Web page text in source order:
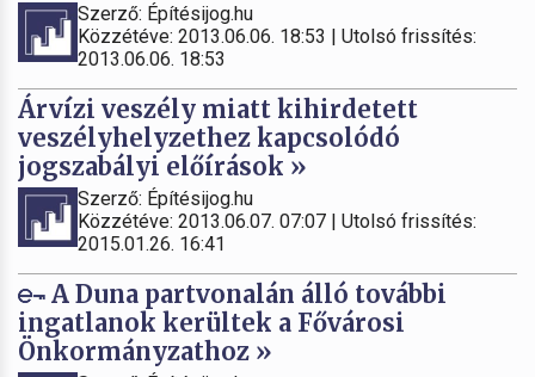
Szerző: Építésijog.hu
Közzétéve: 2013.06.06. 18:53 | Utolsó frissítés:
2013.06.06. 18:53
Árvízi veszély miatt kihirdetett
veszélyhelyzethez kapcsolódó
jogszabályi előírások »
Szerző: Építésijog.hu
Közzétéve: 2013.06.07. 07:07 | Utolsó frissítés:
2015.01.26. 16:41
A Duna partvonalán álló további
ingatlanok kerültek a Fővárosi
Önkormányzathoz »